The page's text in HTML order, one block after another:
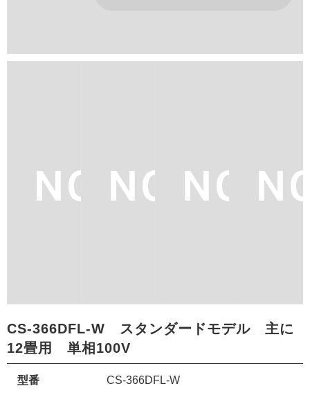
CS-366DFL-W スタンダードモデル 主に
12畳用 単相100V
型番
CS-366DFL-W